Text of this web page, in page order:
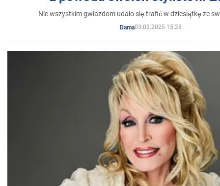
Nie wszystkim gwiazdom udało się trafić w dziesiątkę ze
Dama03.03.2025 15:28